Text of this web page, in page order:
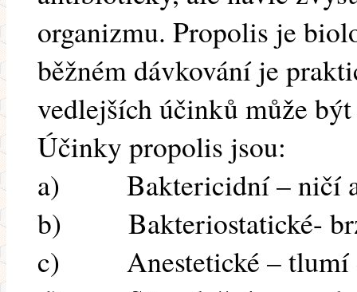
organizmu. Propolis je
běžném dávkování je
vedlejších účinků může
Účinky propolis jsou:
a) Baktericidní – ničí a
b) Bakteriostatické-
c) Anestetické – tlumí